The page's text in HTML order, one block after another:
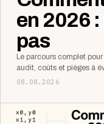
en 2026
pas
Le parcours complet
audit, coûts et pièges à
08.08.2026